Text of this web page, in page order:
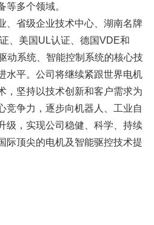
等多个领域。
、省级企业技术中心、湖南名牌
、美国UL认证、德国VDE和
动系统、智能控制系统的核心技
水平。公司将继续紧跟世界电机
，坚持以技术创新和客户需求为
竞争力，逐步向机器人、工业自
级，实现公司稳健、科学、持续
际顶尖的电机及智能驱控技术提